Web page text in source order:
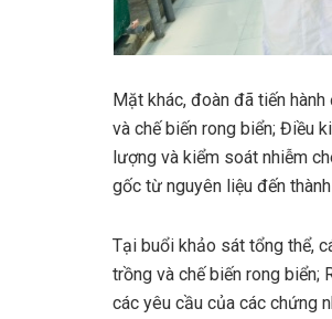
Mặt khác, đoàn đã tiến
và chế biến rong biển; Điều
lượng và kiểm soát nhiễm
gốc từ nguyên liệu đến
Tại buổi khảo sát tổng thể,
trồng và chế biến rong biển;
các yêu cầu của các chứng